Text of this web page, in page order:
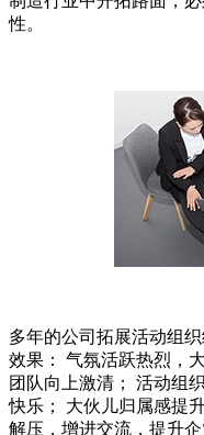
性。
多年的公司拓展活动组
效果： 气氛活跃热烈，
团队向上激清； 活动组
快乐； 大伙儿归属感提
解压，增进交流，提升企